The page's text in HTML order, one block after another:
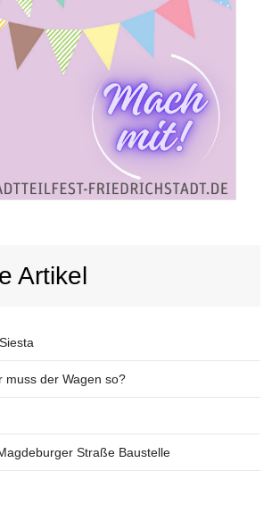
Artikel
muss der Wagen so?
Straße Baustelle